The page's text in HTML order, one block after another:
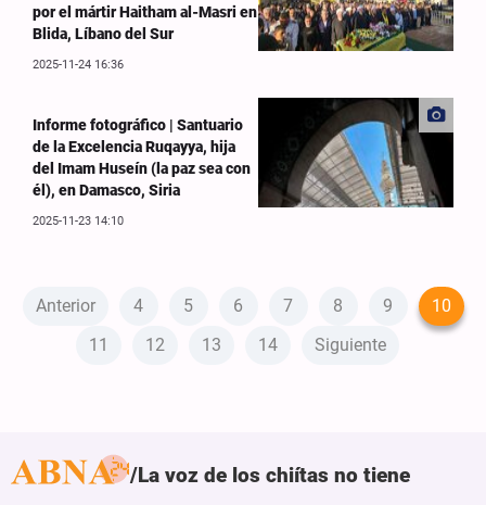
por el mártir Haitham al-Masri en
Blida, Líbano del Sur
2025-11-24 16:36
Informe fotográfico | Santuario
de la Excelencia Ruqayya, hija
del Imam Huseín (la paz sea con
él), en Damasco, Siria
2025-11-23 14:10
Anterior 4 5 6 7 8 9
10
11
12 13 14 Siguiente
La voz de los chiítas no tiene